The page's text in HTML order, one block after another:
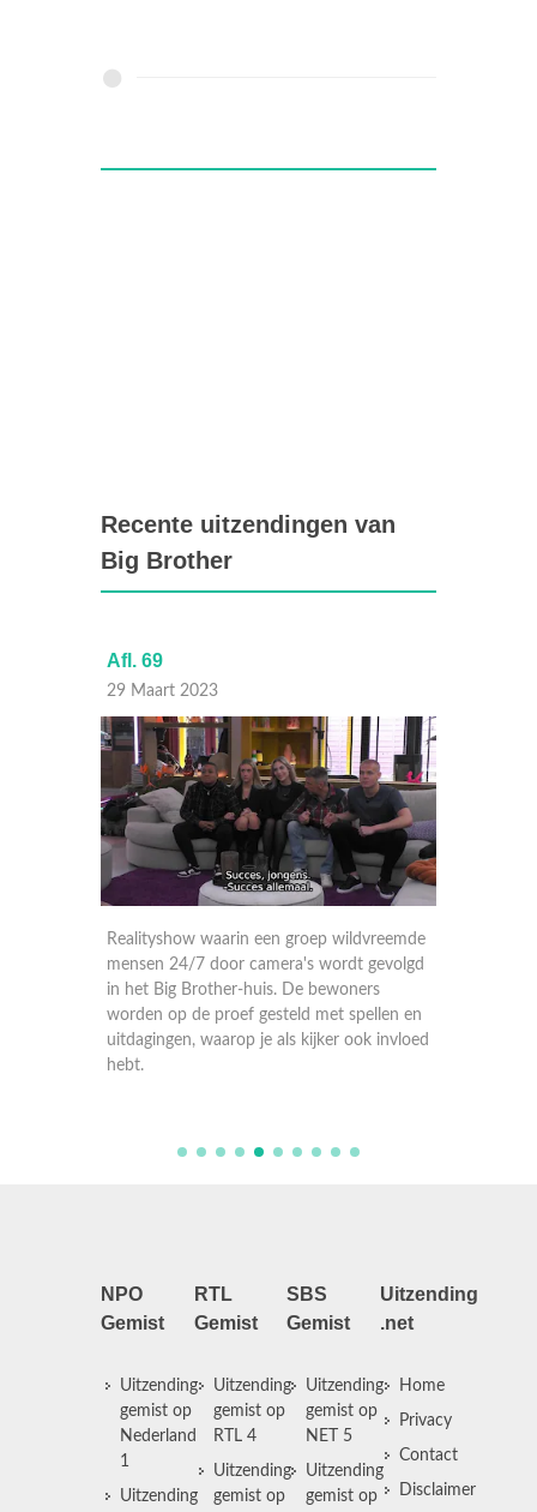
Recente uitzendingen van
Big Brother
Afl. 69
29 Maart 2023
Realityshow waarin een groep wildvreemde
mensen 24/7 door camera's wordt gevolgd
in het Big Brother-huis. De bewoners
worden op de proef gesteld met spellen en
uitdagingen, waarop je als kijker ook invloed
hebt.
NPO
Gemist
Uitzending
gemist op
Nederland
1
Uitzending
RTL
Gemist
Uitzending
gemist op
RTL 4
Uitzending
gemist op
SBS
Gemist
Uitzending
gemist op
NET 5
Uitzending
gemist op
Uitzending
.net
Home
Privacy
Contact
Disclaimer